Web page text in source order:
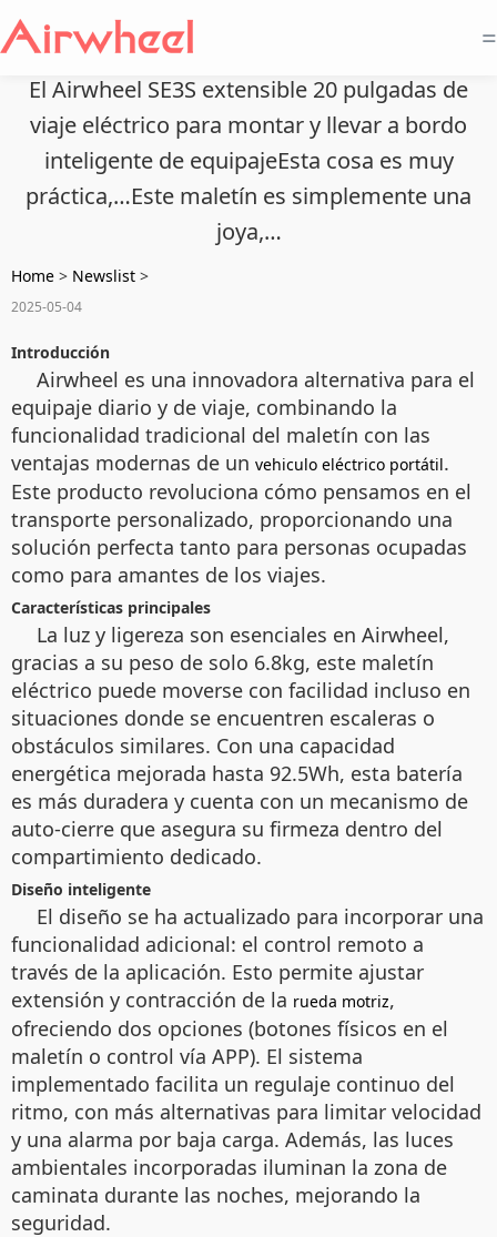
=
El Airwheel SE3S extensible 20 pulgadas de
viaje eléctrico para montar y llevar a bordo
inteligente de equipajeEsta cosa es muy
práctica,…Este maletín es simplemente una
joya,…
Home > Newslist >
2025-05-04
Introducción
Airwheel es una innovadora alternativa para el
equipaje diario y de viaje, combinando la
funcionalidad tradicional del maletín con las
ventajas modernas de un vehiculo eléctrico portátil.
Este producto revoluciona cómo pensamos en el
transporte personalizado, proporcionando una
solución perfecta tanto para personas ocupadas
como para amantes de los viajes.
Características principales
La luz y ligereza son esenciales en Airwheel,
gracias a su peso de solo 6.8kg, este maletín
eléctrico puede moverse con facilidad incluso en
situaciones donde se encuentren escaleras o
obstáculos similares. Con una capacidad
energética mejorada hasta 92.5Wh, esta batería
es más duradera y cuenta con un mecanismo de
auto-cierre que asegura su firmeza dentro del
compartimiento dedicado.
Diseño inteligente
El diseño se ha actualizado para incorporar una
funcionalidad adicional: el control remoto a
través de la aplicación. Esto permite ajustar
extensión y contracción de la rueda motriz,
ofreciendo dos opciones (botones físicos en el
maletín o control vía APP). El sistema
implementado facilita un regulaje continuo del
ritmo, con más alternativas para limitar velocidad
y una alarma por baja carga. Además, las luces
ambientales incorporadas iluminan la zona de
caminata durante las noches, mejorando la
seguridad.